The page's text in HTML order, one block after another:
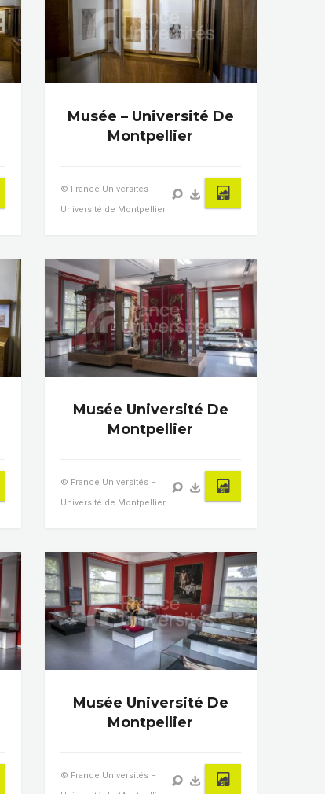
Musée – Université De
Montpellier
© France Universités –
Université de Montpellier
Musée Université De
Montpellier
© France Universités –
Université de Montpellier
Musée Université De
Montpellier
© France Universités –